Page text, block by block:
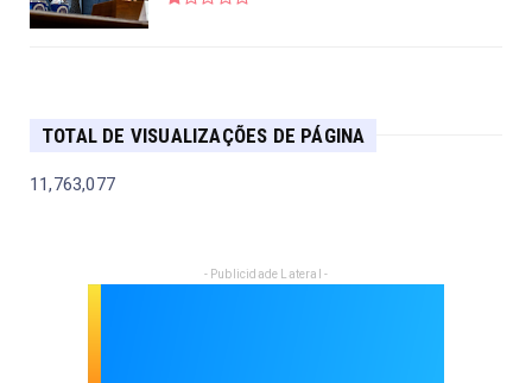
TOTAL DE VISUALIZAÇÕES DE PÁGINA
11,763,077
- Publicidade Lateral -